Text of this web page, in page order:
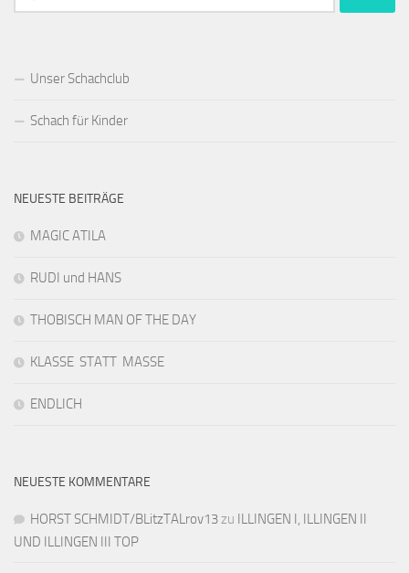
nach:
Unser Schachclub
Schach für Kinder
NEUESTE BEITRÄGE
MAGIC ATILA
RUDI und HANS
THOBISCH MAN OF THE DAY
KLASSE STATT MASSE
ENDLICH
NEUESTE KOMMENTARE
HORST SCHMIDT/BLitzTALrov13zu ILLINGEN I, ILLINGEN II
UND ILLINGEN III TOP